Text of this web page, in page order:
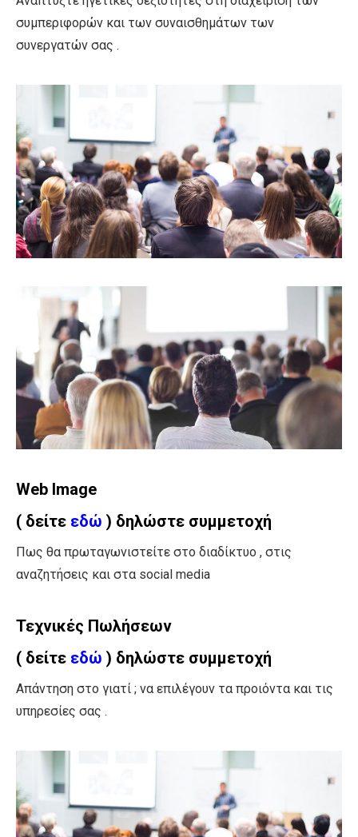
συμπεριφορών και των συναισθημάτων των
συνεργατών σας .
Web Image
( δείτε εδώ ) δηλώστε συμμετοχή
Πως θα πρωταγωνιστείτε στο διαδίκτυο , στις
αναζητήσεις και στα social media
Τεχνικές Πωλήσεων
( δείτε εδώ ) δηλώστε συμμετοχή
Απάντηση στο γιατί ; να επιλέγουν τα προιόντα και τις
υπηρεσίες σας .